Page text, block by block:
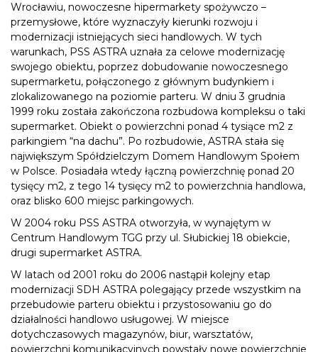
Wrocławiu, nowoczesne hipermarkety spożywczo –
przemysłowe, które wyznaczyły kierunki rozwoju i
modernizacji istniejących sieci handlowych. W tych
warunkach, PSS ASTRA uznała za celowe modernizację
swojego obiektu, poprzez dobudowanie nowoczesnego
supermarketu, połączonego z głównym budynkiem i
zlokalizowanego na poziomie parteru. W dniu 3 grudnia
1999 roku została zakończona rozbudowa kompleksu o taki
supermarket. Obiekt o powierzchni ponad 4 tysiące m2 z
parkingiem “na dachu”. Po rozbudowie, ASTRA stała się
największym Spółdzielczym Domem Handlowym Społem
w Polsce. Posiadała wtedy łączną powierzchnię ponad 20
tysięcy m2, z tego 14 tysięcy m2 to powierzchnia handlowa,
oraz blisko 600 miejsc parkingowych.
W 2004 roku PSS ASTRA otworzyła, w wynajętym w
Centrum Handlowym TGG przy ul. Słubickiej 18 obiekcie,
drugi supermarket ASTRA.
W latach od 2001 roku do 2006 nastąpił kolejny etap
modernizacji SDH ASTRA polegający przede wszystkim na
przebudowie parteru obiektu i przystosowaniu go do
działalności handlowo usługowej. W miejsce
dotychczasowych magazynów, biur, warsztatów,
powierzchni komunikacyjnych powstały nowe powierzchnie